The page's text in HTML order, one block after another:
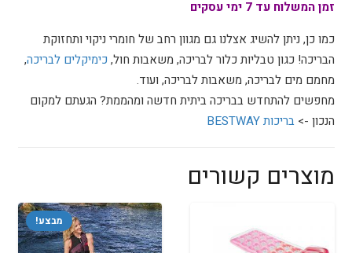
זמן המשלוח עד 7 ימי עסקים
כמו כן, ניתן להשיג אצלנו גם מגוון רחב של חומרי ניקוי ותחזוקת
הבריכה! כגון טבליות כלור לבריכה, משאבות חול, כימיקלים לבריכה,
מחמם מים לבריכה, משאבות לבריכה, ועוד.
מחפשים להתחדש בבריכה ביתית חדשה ומהממת? הגעתם למקום
הנכון ->בריכות BESTWAY
מוצרים קשורים
מבצע!